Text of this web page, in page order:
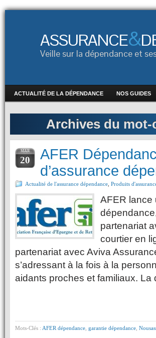
ASSURANCE&
Veille sur la dépendance et
ACTUALITÉ DE LA DÉPENDANCE NOS GUIDES
Archives du mot-
MAR
20
AFER
d’assurance
Actualité de l'assurance dépendance Produits
AFER lance
partenariat
courtier en
partenariat avec Aviva
s’adressant à la fois à la
aidants proches et familiaux.
Mots-Clés : AFER dépendance garantie dépendance